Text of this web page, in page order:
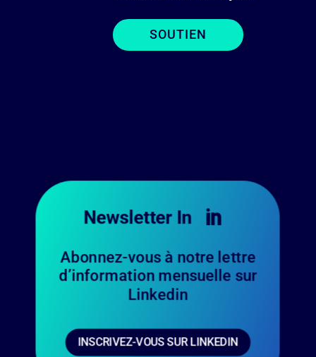
SOUTIEN

Newsletter In
Abonnez-vous à notre lettre
d’information mensuelle sur
Linkedin
INSCRIVEZ-VOUS SUR LINKEDIN